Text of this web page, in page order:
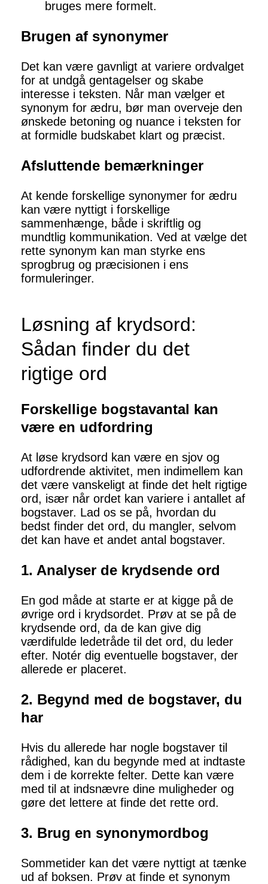
bruges mere formelt.
Brugen af synonymer
Det kan være gavnligt at variere ordvalget
for at undgå gentagelser og skabe
interesse i teksten. Når man vælger et
synonym for ædru, bør man overveje den
ønskede betoning og nuance i teksten for
at formidle budskabet klart og præcist.
Afsluttende bemærkninger
At kende forskellige synonymer for ædru
kan være nyttigt i forskellige
sammenhænge, både i skriftlig og
mundtlig kommunikation. Ved at vælge det
rette synonym kan man styrke ens
sprogbrug og præcisionen i ens
formuleringer.
Løsning af krydsord:
Sådan finder du det
rigtige ord
Forskellige bogstavantal kan
være en udfordring
At løse krydsord kan være en sjov og
udfordrende aktivitet, men indimellem kan
det være vanskeligt at finde det helt rigtige
ord, især når ordet kan variere i antallet af
bogstaver. Lad os se på, hvordan du
bedst finder det ord, du mangler, selvom
det kan have et andet antal bogstaver.
1. Analyser de krydsende ord
En god måde at starte er at kigge på de
øvrige ord i krydsordet. Prøv at se på de
krydsende ord, da de kan give dig
værdifulde ledetråde til det ord, du leder
efter. Notér dig eventuelle bogstaver, der
allerede er placeret.
2. Begynd med de bogstaver, du
har
Hvis du allerede har nogle bogstaver til
rådighed, kan du begynde med at indtaste
dem i de korrekte felter. Dette kan være
med til at indsnævre dine muligheder og
gøre det lettere at finde det rette ord.
3. Brug en synonymordbog
Sommetider kan det være nyttigt at tænke
ud af boksen. Prøv at finde et synonym